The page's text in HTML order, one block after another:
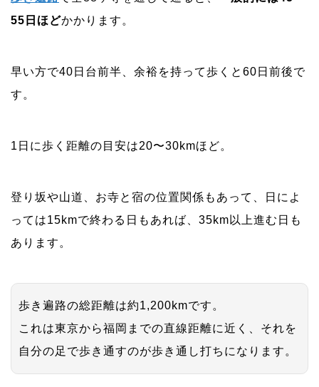
55日ほどかかります。
早い方で40日台前半、余裕を持って歩くと60日前後で
す。
1日に歩く距離の目安は20〜30kmほど。
登り坂や山道、お寺と宿の位置関係もあって、日によ
っては15kmで終わる日もあれば、35km以上進む日も
あります。
歩き遍路の総距離は約1,200kmです。
これは東京から福岡までの直線距離に近く、それを
自分の足で歩き通すのが歩き通し打ちになります。